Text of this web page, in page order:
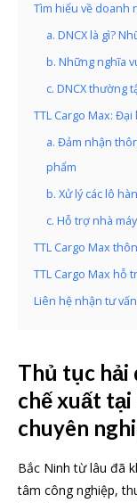
Tìm hiểu về doanh
a. DNCX là gì?
b. Những nghĩa
c. DNCX thường
TTL Cargo Max:
a. Đảm nhận
phẩm
b. Xử lý các lô
c. Hỗ trợ nhà
TTL Cargo Max
TTL Cargo Max hỗ
Liên hệ nhận tư
Thủ tục hải
chế xuất tại
chuyên
Bắc Ninh từ lâu đã
tâm công nghiệp,